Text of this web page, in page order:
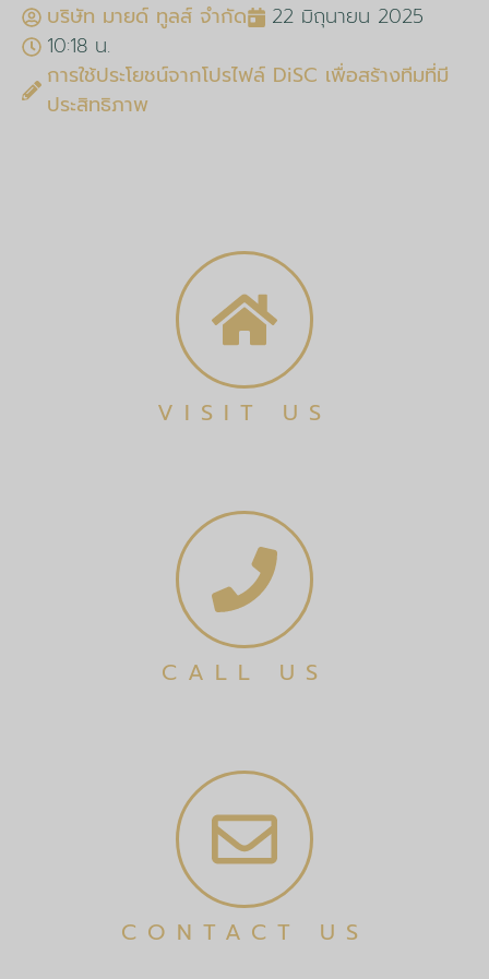
บริษัท มายด์ ทูลส์ จำกัด
22 มิถุนายน 2025
10:18 น.
การใช้ประโยชน์จากโปรไฟล์ DiSC เพื่อสร้างทีมที่มี
ประสิทธิภาพ
VISIT US
CALL US
CONTACT US